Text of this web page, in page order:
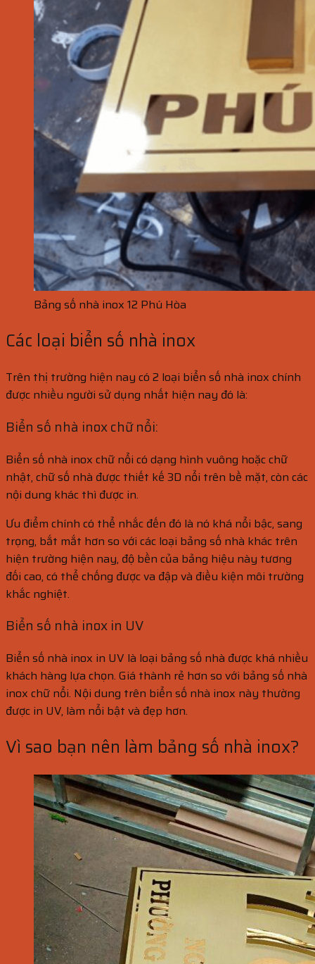
Bảng số nhà inox 12 Phú Hòa
Các loại biển số nhà inox
Trên thị trường hiện nay có 2 loại biển số nhà inox chính
được nhiều người sử dụng nhất hiện nay đó là:
Biển số nhà inox chữ nổi:
Biển số nhà inox chữ nổi có dạng hình vuông hoặc chữ
nhật, chữ số nhà được thiết kế 3D nổi trên bề mặt, còn các
nội dung khác thì được in.
Ưu điểm chính có thể nhắc đến đó là nó khá nổi bậc, sang
trọng, bắt mắt hơn so với các loại bảng số nhà khác trên
hiện trường hiện nay, độ bền của bảng hiệu này tương
đối cao, có thể chống được va đập và điều kiện môi trường
khắc nghiệt.
Biển số nhà inox in UV
Biển số nhà inox in UV là loại bảng số nhà được khá nhiều
khách hàng lựa chọn. Giá thành rẻ hơn so với bảng số nhà
inox chữ nổi. Nội dung trên biển số nhà inox này thường
được in UV, làm nổi bật và đẹp hơn.
Vì sao bạn nên làm bảng số nhà inox?